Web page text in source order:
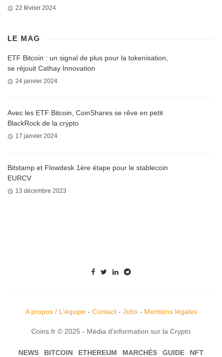
22 février 2024
LE MAG
ETF Bitcoin : un signal de plus pour la tokenisation,
se réjouit Cathay Innovation
24 janvier 2024
Avec les ETF Bitcoin, CoinShares se rêve en petit
BlackRock de la crypto
17 janvier 2024
Bitstamp et Flowdesk 1ère étape pour le stablecoin
EURCV
13 décembre 2023
A propos / L'équipe- Contact- Jobs- Mentions légales
Coins.fr © 2025 - Média d'information sur la Crypto
NEWS BITCOIN ETHEREUM MARCHÉS GUIDE NFT